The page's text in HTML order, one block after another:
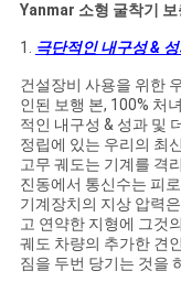
청
하
다
NEWS
사
Yanmar 소형 굴착기
1. 극단적인 내구성 &
건설장비 사용을 위한
인된 보행 본, 100% 처
적인 내구성 & 성과 및
정립에 있는 우리의 최
고무 궤도는 기계를 격
진동에서 통신수는 피
기계장치의 지상 압력
고 연약한 지형에 그것
궤도 차량의 추가한 견
짐을 두번 당기는 것을